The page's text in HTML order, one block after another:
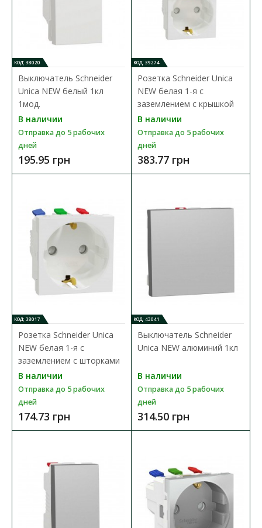
В закладки
заземлением с крышкой
Доступность: В наличии
Отправка до 5 рабочих дней
Механизм электрической розетки Schneider Electirc с
заземлением и с крышкой из серии Unica New...
695.16 грн
В сравнения
В закладки
КОД: 38020
Выключатель Schneider
Unica NEW белый 1кл
1мод.
В наличии
Отправка до 5 рабочих
дней
195.95 грн
КОД: 39274
Розетка Schneider Unica
NEW белая 1-я с
заземлением с крышкой
В наличии
Отправка до 5 рабочих
дней
383.77 грн
КОД: 38017
Розетка Schneider Unica
NEW белая 1-я с
заземлением с шторками
В наличии
Отправка до 5 рабочих
дней
174.73 грн
КОД: 43041
Выключатель Schneider
Unica NEW алюминий 1кл
В наличии
Отправка до 5 рабочих
дней
314.50 грн